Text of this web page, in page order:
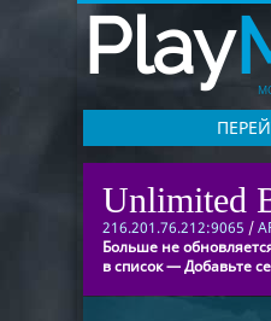
Play
Unlimited
216.201.76.212:9065 /
Больше не
в список — Добавьте